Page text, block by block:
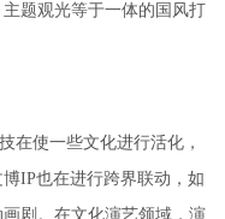
题观光等于一体的国风打
在使一些文化进行活化，
IP也在进行跨界联动，如
剧。在文化演艺领域，演